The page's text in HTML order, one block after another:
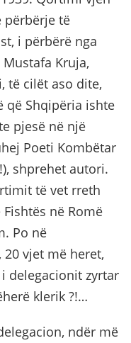
përbërje të
i përbërë nga
Kruja,
të cilët aso dite,
që Shqipëria ishte
pjesë në një
Poeti Kombëtar
shprehet autori.
të vet rreth
në Romë
Po në
20 vjet më heret,
delegacionit zyrtar
klerik ?!…
ndër më